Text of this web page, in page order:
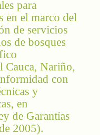
para
en el marco del
de servicios
de bosques
Cauca, Nariño,
con
y
en
de Garantías
2005).